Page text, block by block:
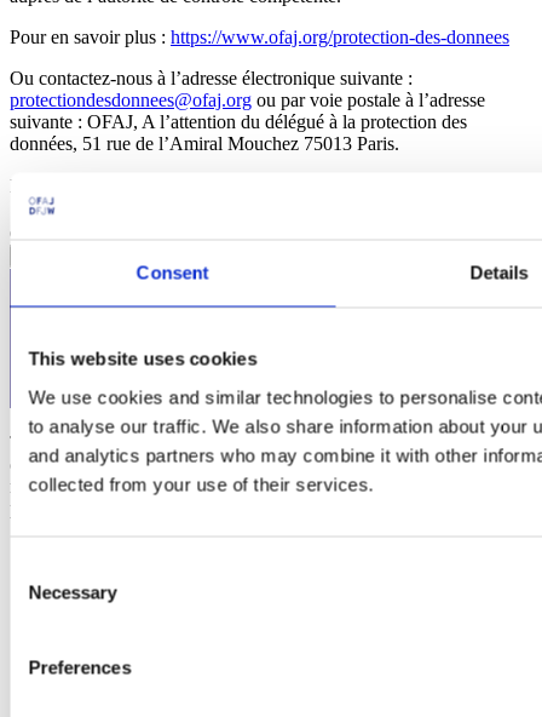
Consent Details
This website uses cookies
We use cookies and similar technologies to personalise
to analyse our traffic. We also share information about your
and analytics partners who may combine it with other
collected from your use of their services.
Selection
Necessary
Preferences
Pour en savoir plus : https://www.ofaj.org/protection-des-donnees
Ou contactez-nous à l’adresse électronique suivante :
protectiondesdonnees@ofaj.org ou par voie postale à l’adresse
suivante : OFAJ, A l’attention du délégué à la protection des
données, 51 rue de l’Amiral Mouchez 75013 Paris.
How much is 12 + 3?
Solve this simple math problem and enter the result. E.g. for 1+3,
enter 4.
The Franco-German Youth Office (FGYO)
is an international
organization working for Franco-German cooperation. Since 1963,
more than 10 million young people from France and Germany have
participated in 400,000 exchange programs.
Facebook